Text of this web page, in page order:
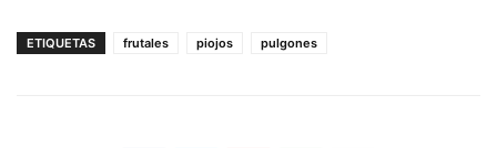
ETIQUETAS frutales piojos pulgones